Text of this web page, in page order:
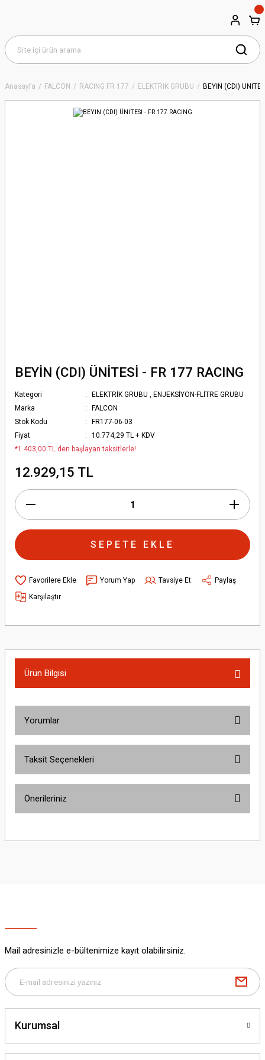
Anasayfa FALCON RACING FR 177 ELEKTRİK GRUBU BEYİN (CDI)
BEYİN (CDI) ÜNİTESİ - FR 177 RACING
Kategori ELEKTRİK GRUBU , ENJEKSİYON-FLİTRE GRUBU
Marka
FALCON
Stok Kodu
FR177-06-03
Fiyat
10.774,29 TL + KDV
*1.403,00 TL den başlayan taksitlerle!
12.929,15 TL
SEPETE EKLE
Yorum Yap Tavsiye Et
Paylaş
Karşılaştır
Ürün Bilgisi
Yorumlar
Taksit Seçenekleri
Önerileriniz
yetersiz gördüğünüz noktaları öneri formunu kullanarak tarafımıza
Bu ürüne benzer farklı alternatifler olmalı.
Mail adresinizle e-bültenimize kayıt olabilirsiniz.
Kurumsal